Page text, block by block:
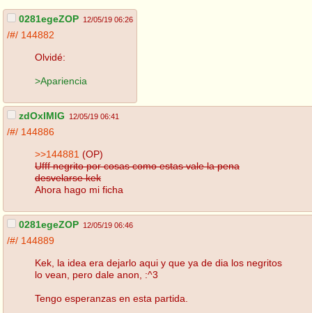
0281egeZOP 12/05/19 06:26
/#/ 144882
Olvidé:
>Apariencia
zdOxlMlG 12/05/19 06:41
/#/ 144886
>>144881 (OP)
Ufff negrito por cosas como estas vale la pena
desvelarse kek
Ahora hago mi ficha
0281egeZOP 12/05/19 06:46
/#/ 144889
Kek, la idea era dejarlo aqui y que ya de dia los negritos
lo vean, pero dale anon, :^3
Tengo esperanzas en esta partida.